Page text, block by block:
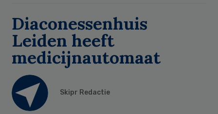
Diaconessenhuis
Leiden heeft
medicijnautomaat
Skipr Redactie